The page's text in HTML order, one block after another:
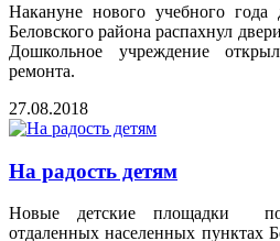
Накануне нового учебного года
Беловского района распахнул
Дошкольное учреждение
ремонта.
27.08.2018
На радость детям
Новые детские площадки
отдаленных населенных пунктах